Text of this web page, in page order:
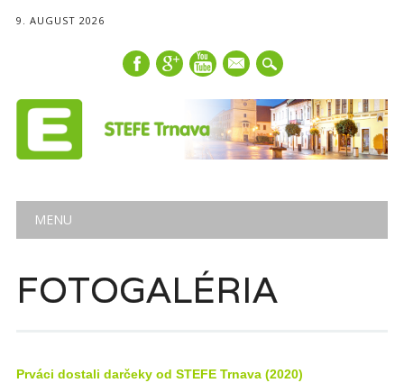
9. AUGUST 2026
mail
Main menu
MENU
FOTOGALÉRIA
Prváci dostali darčeky od STEFE Trnava (2020)